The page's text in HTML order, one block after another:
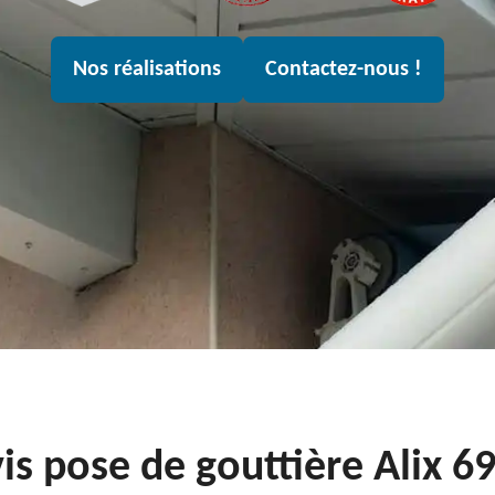
Nos réalisations Contactez-nous !
pose de gouttière Alix